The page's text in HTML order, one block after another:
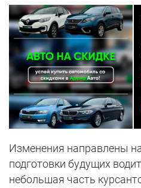
Изменения направлены
подготовки будущих
небольшая часть